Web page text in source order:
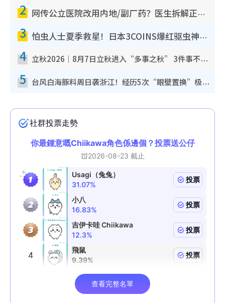
2 网传公立医院改用内地/副厂药？医生拆解正副厂分别，揭4类人换药随时出事
3 怕虫人士夏季救星！日本3COINS爆红驱虫神器$45起 1招“全程免触碰”轻松搞定小强
4 立秋2026｜8月7日立秋进入“多事之秋” 3件事不可做！专家教6招开运 清杂物／钱包纳气接好运
5 台风白海豚料周日袭浙江！经历5次“眼壁置换”极罕见 成登陆内地最长途台风